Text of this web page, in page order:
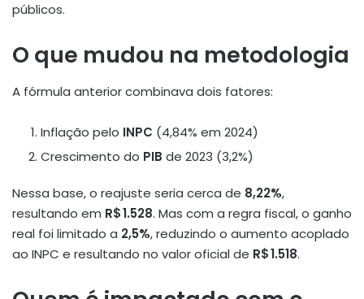
públicos.
O que mudou na metodologia
A fórmula anterior combinava dois fatores:
Inflação pelo INPC (4,84% em 2024)
Crescimento do PIB de 2023 (3,2%)
Nessa base, o reajuste seria cerca de 8,22%,
resultando em R$ 1.528. Mas com a regra fiscal, o ganho
real foi limitado a 2,5%, reduzindo o aumento acoplado
ao INPC e resultando no valor oficial de R$ 1.518.